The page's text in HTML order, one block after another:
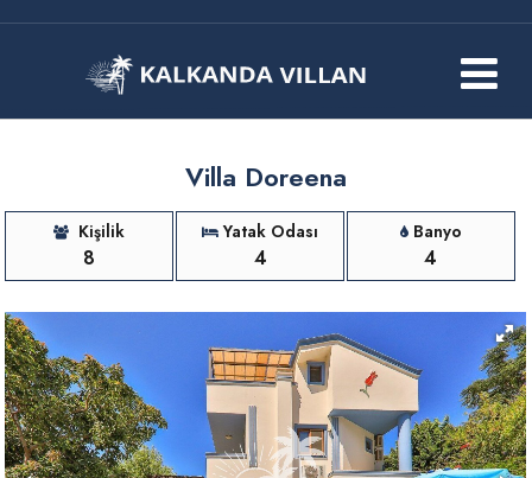
Villa Doreena
Kişilik
8
Yatak Odası
4
Banyo
4